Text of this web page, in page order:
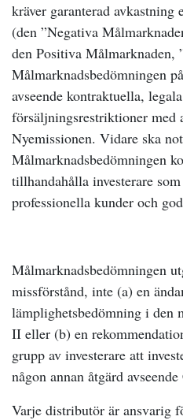
kräver garanterad
(den ”Negativa
den Positiva Målmarknaden,
Målmarknadsbedömningen
avseende kontraktuella,
försäljningsrestriktioner med
Nyemissionen. Vidare ska
Målmarknadsbedömningen
tillhandahålla investerare
professionella kunder och
Målmarknadsbedömningen
missförstånd, inte (a) en
lämplighetsbedömning i den
II eller (b) en
grupp av investerare att
någon annan åtgärd
Varje distributör är ansvarig